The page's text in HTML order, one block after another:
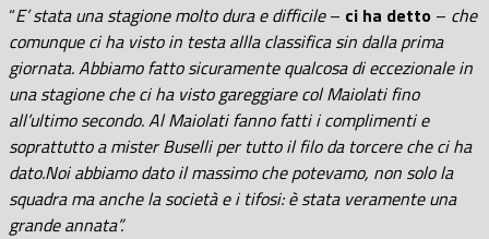
“E’ stata una stagione molto dura e difficile– ci ha detto – che
comunque ci ha visto in testa allla classifica sin dalla prima
giornata. Abbiamo fatto sicuramente qualcosa di eccezionale in
una stagione che ci ha visto gareggiare col Maiolati fino
all’ultimo secondo. Al Maiolati fanno fatti i complimenti e
soprattutto a mister Buselli per tutto il filo da torcere che ci ha
dato.Noi abbiamo dato il massimo che potevamo, non solo la
squadra ma anche la società e i tifosi: è stata veramente una
grande annata”.